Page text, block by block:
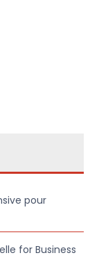
pour
for Business